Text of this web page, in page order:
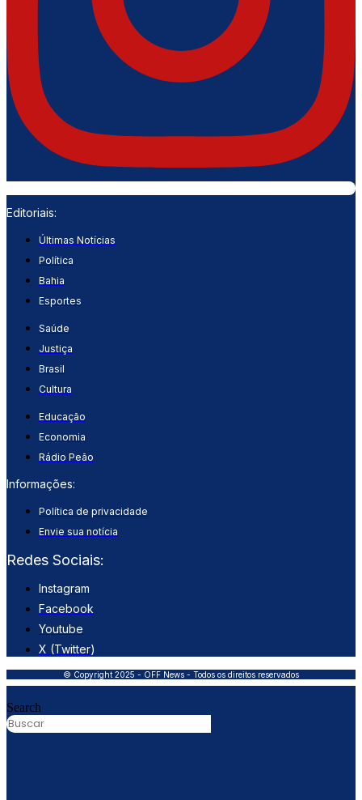
Editoriais:
Últimas Notícias
Política
Bahia
Esportes
Saúde
Justiça
Brasil
Cultura
Educação
Economia
Rádio Peão
Informações:
Política de privacidade
Envie sua notícia
Redes Sociais:
Instagram
Facebook
Youtube
X (Twitter)
© Copyright 2025 - OFF News - Todos os direitos reservados
Search